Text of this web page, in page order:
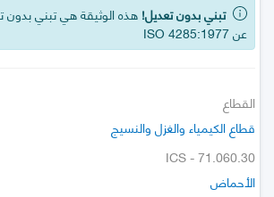
تبني بدون تعديل! هذه الوثيقة هي تبني بدون
عن ISO 4285:1977
القطاع
قطاع الكيمياء والغزل والنسيج
ICS - 71.060.30
الأحماض